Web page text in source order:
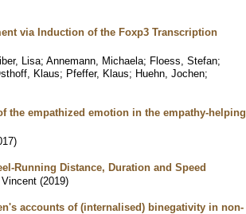
via Induction of the Foxp3 Transcription
Lisa; Annemann, Michaela; Floess, Stefan;
Klaus; Pfeffer, Klaus; Huehn, Jochen;
the empathized emotion in the empathy-helping
)
Running Distance, Duration and Speed
(2019)
accounts of (internalised) binegativity in non-